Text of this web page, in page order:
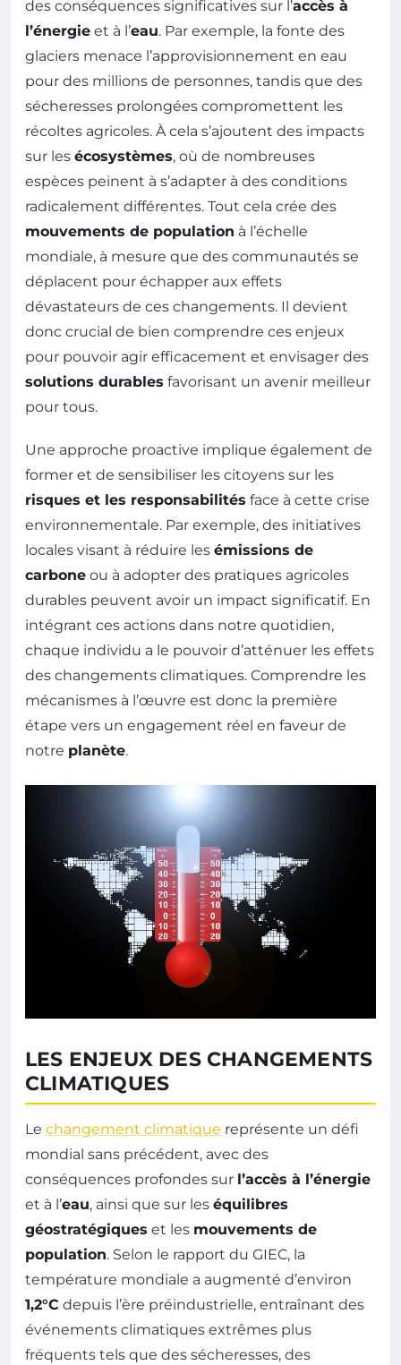
des conséquences significatives sur l’accès à
l’énergie et à l’eau. Par exemple, la fonte des
glaciers menace l’approvisionnement en eau
pour des millions de personnes, tandis que des
sécheresses prolongées compromettent les
récoltes agricoles. À cela s’ajoutent des impacts
sur les écosystèmes, où de nombreuses
espèces peinent à s’adapter à des conditions
radicalement différentes. Tout cela crée des
mouvements de population à l’échelle
mondiale, à mesure que des communautés se
déplacent pour échapper aux effets
dévastateurs de ces changements. Il devient
donc crucial de bien comprendre ces enjeux
pour pouvoir agir efficacement et envisager des
solutions durables favorisant un avenir meilleur
pour tous.
Une approche proactive implique également de
former et de sensibiliser les citoyens sur les
risques et les responsabilités face à cette crise
environnementale. Par exemple, des initiatives
locales visant à réduire les émissions de
carbone ou à adopter des pratiques agricoles
durables peuvent avoir un impact significatif. En
intégrant ces actions dans notre quotidien,
chaque individu a le pouvoir d’atténuer les effets
des changements climatiques. Comprendre les
mécanismes à l’œuvre est donc la première
étape vers un engagement réel en faveur de
notre planète.
LES ENJEUX DES CHANGEMENTS
CLIMATIQUES
Le changement climatique représente un défi
mondial sans précédent, avec des
conséquences profondes sur l’accès à l’énergie
et à l’eau, ainsi que sur les équilibres
géostratégiques et les mouvements de
population. Selon le rapport du GIEC, la
température mondiale a augmenté d’environ
1,2°C depuis l’ère préindustrielle, entraînant des
événements climatiques extrêmes plus
fréquents tels que des sécheresses, des